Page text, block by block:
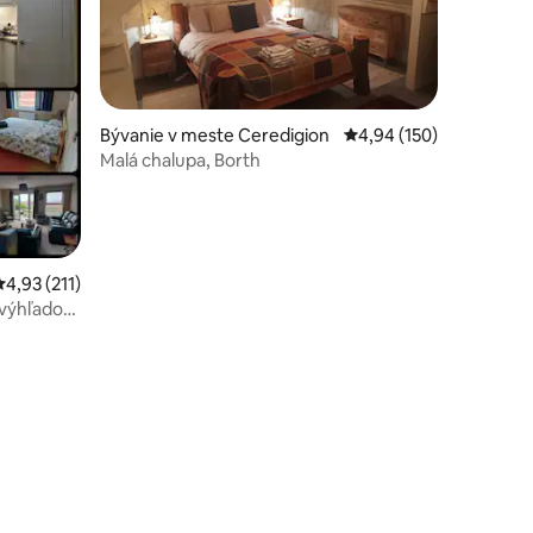
ohodnotenie 4,93 z 5, počet hodnotení: 211
4,93 (211)
Bývanie v meste Ceredigion Priemerné
4,94 (150)
Malá chalupa, Borth